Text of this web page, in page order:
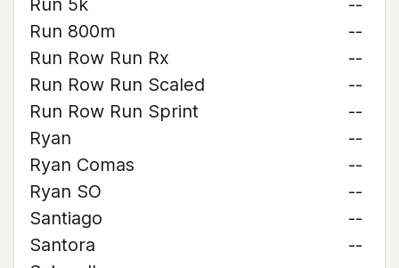
Run 5k
--
Run 800m
--
Run Row Run Rx
--
Run Row Run Scaled
--
Run Row Run Sprint
--
Ryan
--
Ryan Comas
--
Ryan SO
--
Santiago
--
Santora
--